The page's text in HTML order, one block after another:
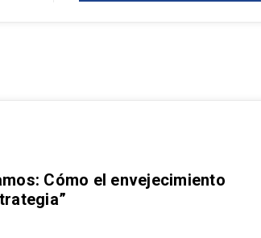
Cómo el envejecimiento